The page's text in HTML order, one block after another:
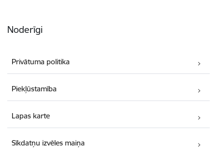
Noderīgi
Privātuma politika
Piekļūstamība
Lapas karte
Sīkdatņu izvēles maiņa